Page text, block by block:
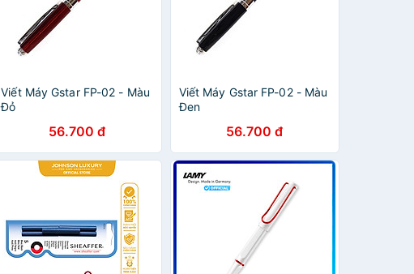
Viết Máy Gstar FP-02 - Màu
Đỏ
56.700 đ
Viết Máy Gstar FP-02 - Màu
Đen
56.700 đ